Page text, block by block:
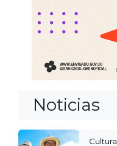
Noticias
Cultura